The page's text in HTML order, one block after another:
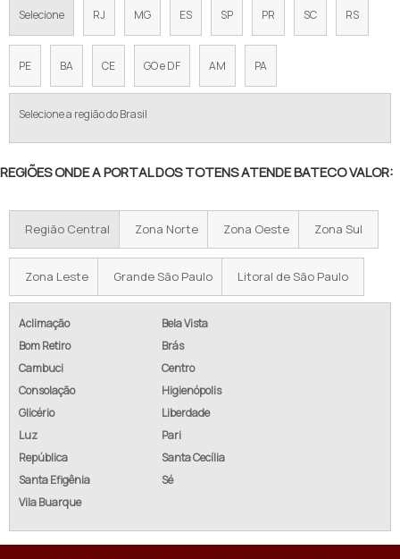
Selecione RJ MG ES SP PR SC RS
PE BA CE GO e DF AM PA
Selecione a região do Brasil
REGIÕES ONDE A PORTAL DOS TOTENS ATENDE BATECO VALOR:
Região Central Zona Norte Zona Oeste Zona Sul
Zona Leste Grande São Paulo Litoral de São Paulo
Aclimação
Bela Vista
Bom Retiro
Brás
Cambuci
Centro
Consolação
Higienópolis
Glicério
Liberdade
Luz
Pari
República
Santa Cecília
Santa Efigênia
Sé
Vila Buarque